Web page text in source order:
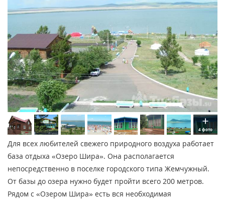
4 фото
Для всех любителей свежего природного воздуха работает
база отдыха «Озеро Шира». Она располагается
непосредственно в поселке городского типа Жемчужный.
От базы до озера нужно будет пройти всего 200 метров.
Рядом с «Озером Шира» есть вся необходимая